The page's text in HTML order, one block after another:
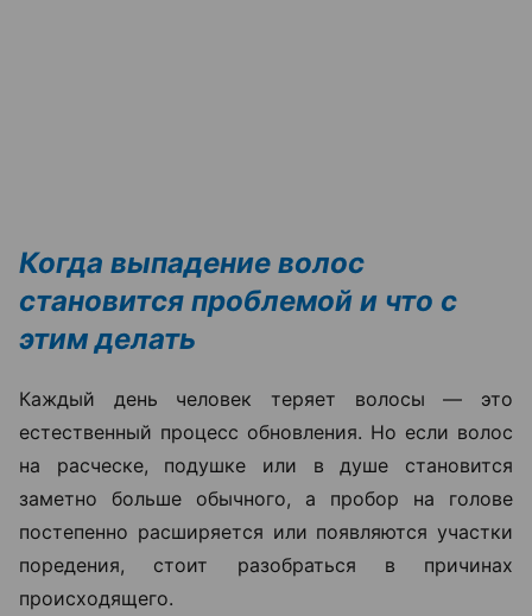
Когда выпадение волос
становится проблемой и что с
этим делать
Каждый день человек теряет волосы — это
естественный процесс обновления. Но если волос
на расческе, подушке или в душе становится
заметно больше обычного, а пробор на голове
постепенно расширяется или появляются участки
поредения, стоит разобраться в причинах
происходящего.